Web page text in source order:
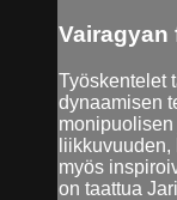
Vairagyan
Työskentelet
dynaamisen
myös
on taattua